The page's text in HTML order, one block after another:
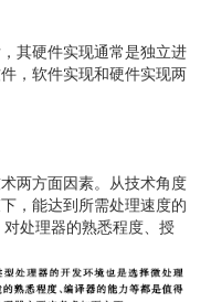
其硬件实现通常是独立进
，软件实现和硬件实现两
两方面因素。从技术角度
，能达到所需处理速度的
处理器的熟悉程度、授